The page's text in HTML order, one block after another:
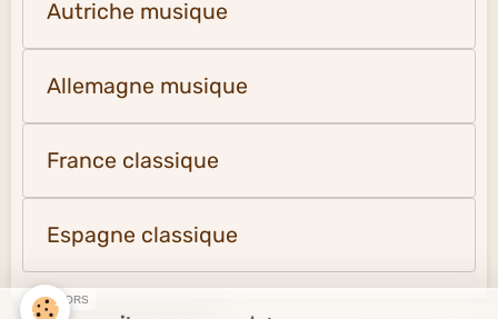
Autriche musique
Allemagne musique
France classique
Espagne classique
SPONSORS